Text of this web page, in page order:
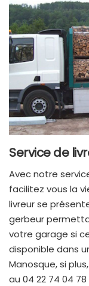
Service de
Avec notre
facilitez vous la
livreur se
gerbeur
votre garage si
disponible dans
Manosque, si
au 04 22 74 04 78